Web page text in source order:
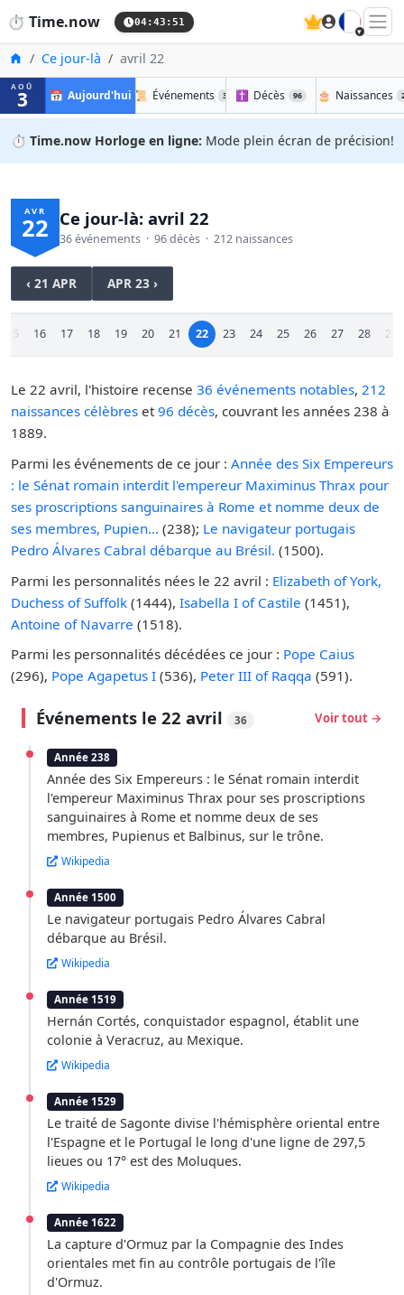
⏱️ Time.now 04:43:52 🇫🇷
Accueil
Ce jour-là avril 22
AOÛ
3 📅 Aujourd'hui 📜 Événements 36 ✝️ Décès 96 🎂 Naissances
⏱️ Time.now Horloge en ligne: Mode plein écran de précision!
AVR
22 Ce jour-là: avril 22
36 événements · 96 décès · 212 naissances
‹ 21 APR APR 23 ›
15 16 17 18 19 20 21 22 23 24 25 26 27 28 29
Le 22 avril, l'histoire recense 36 événements notables, 212
naissances célèbres et96 décès, couvrant les années 238 à
1889.
Parmi les événements de ce jour : Année des Six Empereurs
: le Sénat romain interdit l'empereur Maximinus Thrax pour
ses proscriptions sanguinaires à Rome et nomme deux de
ses membres, Pupien... (238); Le navigateur portugais
Pedro Álvares Cabral débarque au Brésil. (1500).
Parmi les personnalités nées le 22 avril : Elizabeth of York,
Duchess of Suffolk (1444), Isabella I of Castile (1451),
Antoine of Navarre (1518).
Parmi les personnalités décédées ce jour : Pope Caius
(296), Pope Agapetus I (536), Peter III of Raqqa (591).
Événements le 22 avril 36 Voir tout →
Année 238
Année des Six Empereurs : le Sénat romain interdit
l'empereur Maximinus Thrax pour ses proscriptions
sanguinaires à Rome et nomme deux de ses
membres, Pupienus et Balbinus, sur le trône.
Wikipedia
Année 1500
Le navigateur portugais Pedro Álvares Cabral
débarque au Brésil.
Wikipedia
Année 1519
Hernán Cortés, conquistador espagnol, établit une
colonie à Veracruz, au Mexique.
Wikipedia
Année 1529
Le traité de Sagonte divise l'hémisphère oriental entre
l'Espagne et le Portugal le long d'une ligne de 297,5
lieues ou 17° est des Moluques.
Wikipedia
Année 1622
La capture d'Ormuz par la Compagnie des Indes
orientales met fin au contrôle portugais de l'île
d'Ormuz.